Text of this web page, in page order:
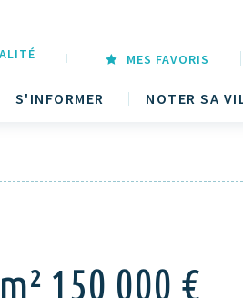
S'INFORMER NOTER SA
MES FAVORIS
150 000 €